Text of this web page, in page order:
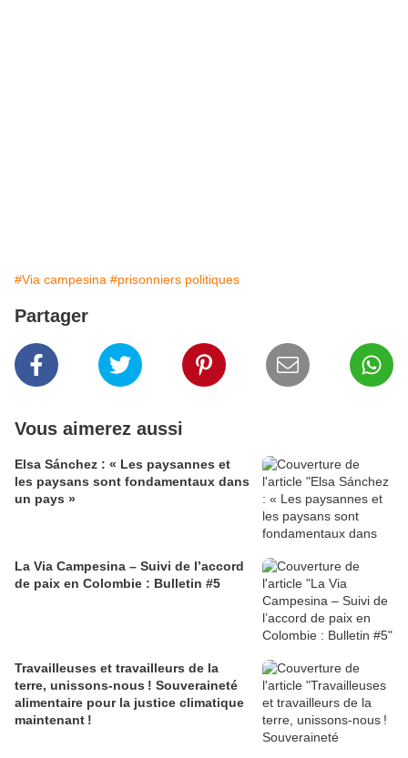
#Via campesina #prisonniers politiques
Partager
Vous aimerez aussi
Elsa Sánchez : « Les paysannes et
les paysans sont fondamentaux dans
un pays »
La Via Campesina – Suivi de l’accord
de paix en Colombie : Bulletin #5
Travailleuses et travailleurs de la
terre, unissons-nous ! Souveraineté
alimentaire pour la justice climatique
maintenant !